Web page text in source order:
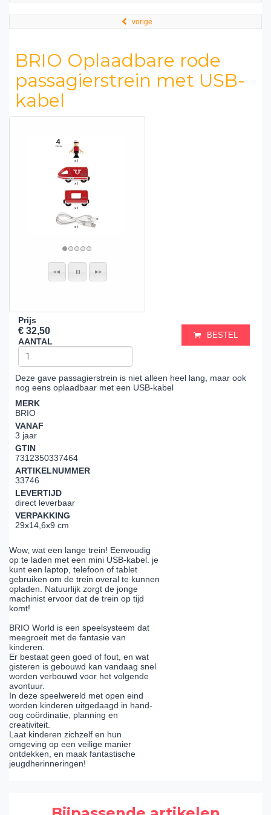
vorige
BRIO Oplaadbare rode
passagierstrein met USB-
kabel
Prijs
€ 32,50
AANTAL
BESTEL
Deze gave passagierstrein is niet alleen heel lang, maar ook
nog eens oplaadbaar met een USB-kabel
MERK
BRIO
VANAF
3 jaar
GTIN
7312350337464
ARTIKELNUMMER
33746
LEVERTIJD
direct leverbaar
VERPAKKING
29x14,6x9 cm
Wow, wat een lange trein! Eenvoudig
op te laden met een mini USB-kabel. je
kunt een laptop, telefoon of tablet
gebruiken om de trein overal te kunnen
opladen. Natuurlijk zorgt de jonge
machinist ervoor dat de trein op tijd
komt!
BRIO World is een speelsysteem dat
meegroeit met de fantasie van
kinderen.
Er bestaat geen goed of fout, en wat
gisteren is gebouwd kan vandaag snel
worden verbouwd voor het volgende
avontuur.
In deze speelwereld met open eind
worden kinderen uitgedaagd in hand-
oog coördinatie, planning en
creativiteit.
Laat kinderen zichzelf en hun
omgeving op een veilige manier
ontdekken, en maak fantastische
jeugdherinneringen!